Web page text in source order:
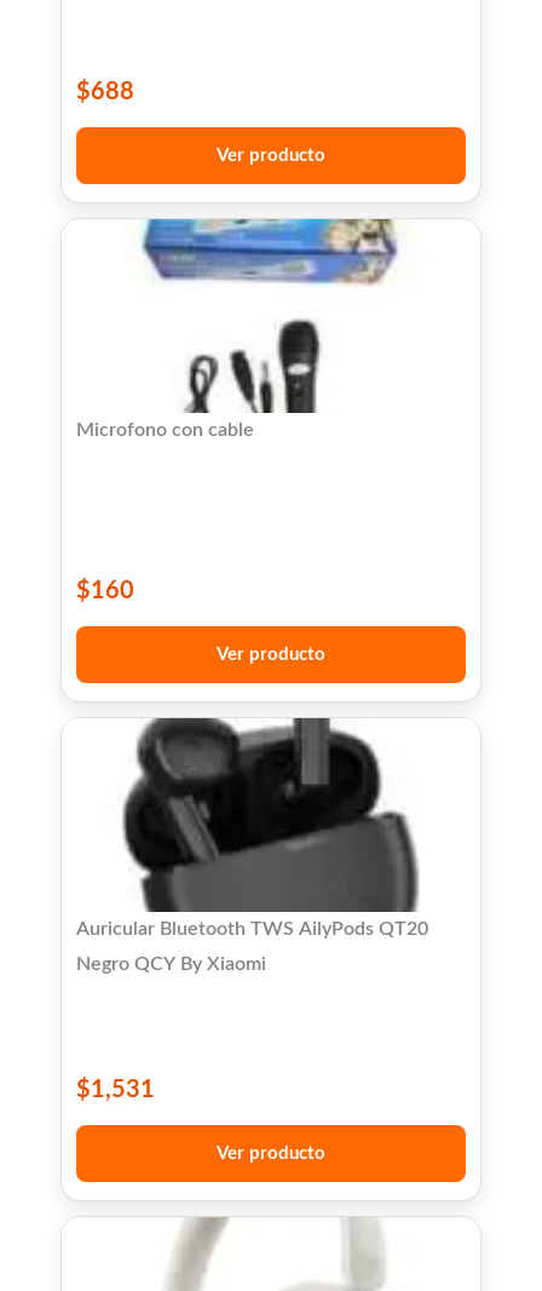
$688
Ver producto
Microfono con cable
$160
Ver producto
Auricular Bluetooth TWS AilyPods QT20
Negro QCY By Xiaomi
$1,531
Ver producto